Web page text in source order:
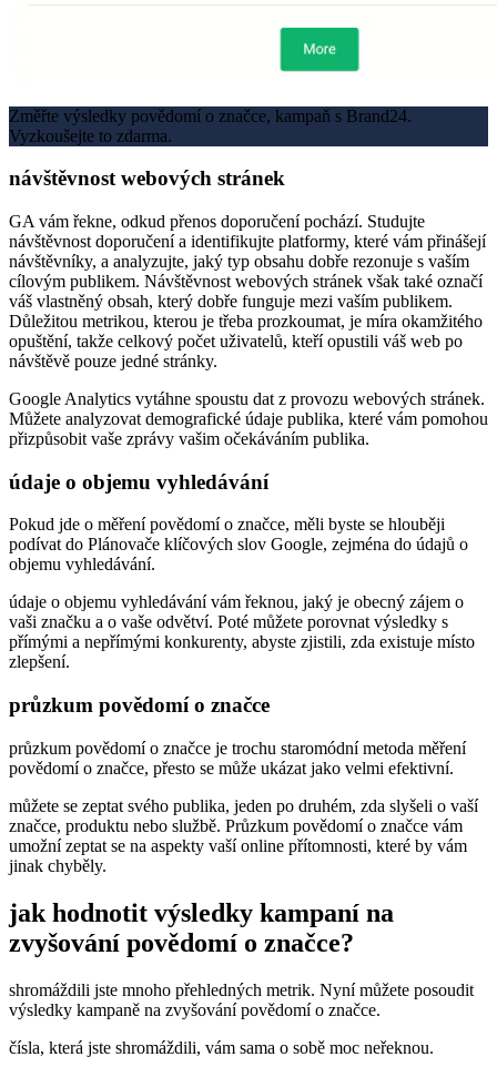
Změřte výsledky povědomí o značce, kampaň s Brand24.
Vyzkoušejte to zdarma.
návštěvnost webových stránek
GA vám řekne, odkud přenos doporučení pochází. Studujte
návštěvnost doporučení a identifikujte platformy, které vám přinášejí
návštěvníky, a analyzujte, jaký typ obsahu dobře rezonuje s vaším
cílovým publikem. Návštěvnost webových stránek však také označí
váš vlastněný obsah, který dobře funguje mezi vaším publikem.
Důležitou metrikou, kterou je třeba prozkoumat, je míra okamžitého
opuštění, takže celkový počet uživatelů, kteří opustili váš web po
návštěvě pouze jedné stránky.
Google Analytics vytáhne spoustu dat z provozu webových stránek.
Můžete analyzovat demografické údaje publika, které vám pomohou
přizpůsobit vaše zprávy vašim očekáváním publika.
údaje o objemu vyhledávání
Pokud jde o měření povědomí o značce, měli byste se hlouběji
podívat do Plánovače klíčových slov Google, zejména do údajů o
objemu vyhledávání.
údaje o objemu vyhledávání vám řeknou, jaký je obecný zájem o
vaši značku a o vaše odvětví. Poté můžete porovnat výsledky s
přímými a nepřímými konkurenty, abyste zjistili, zda existuje místo
zlepšení.
průzkum povědomí o značce
průzkum povědomí o značce je trochu staromódní metoda měření
povědomí o značce, přesto se může ukázat jako velmi efektivní.
můžete se zeptat svého publika, jeden po druhém, zda slyšeli o vaší
značce, produktu nebo službě. Průzkum povědomí o značce vám
umožní zeptat se na aspekty vaší online přítomnosti, které by vám
jinak chyběly.
jak hodnotit výsledky kampaní na
zvyšování povědomí o značce?
shromáždili jste mnoho přehledných metrik. Nyní můžete posoudit
výsledky kampaně na zvyšování povědomí o značce.
čísla, která jste shromáždili, vám sama o sobě moc neřeknou.